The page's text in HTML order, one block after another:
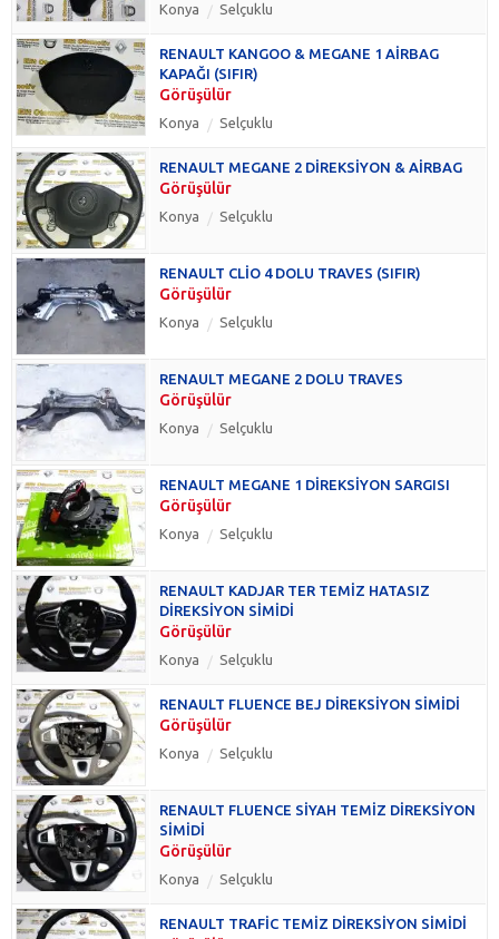
Konya Selçuklu
RENAULT KANGOO & MEGANE 1 AİRBAG
KAPAĞI (SIFIR)
Görüşülür
Konya Selçuklu
RENAULT MEGANE 2 DİREKSİYON & AİRBAG
Görüşülür
Konya Selçuklu
RENAULT CLİO 4 DOLU TRAVES (SIFIR)
Görüşülür
Konya Selçuklu
RENAULT MEGANE 2 DOLU TRAVES
Görüşülür
Konya Selçuklu
RENAULT MEGANE 1 DİREKSİYON SARGISI
Görüşülür
Konya Selçuklu
RENAULT KADJAR TER TEMİZ HATASIZ
DİREKSİYON SİMİDİ
Görüşülür
Konya Selçuklu
RENAULT FLUENCE BEJ DİREKSİYON SİMİDİ
Görüşülür
Konya Selçuklu
RENAULT FLUENCE SİYAH TEMİZ DİREKSİYON
SİMİDİ
Görüşülür
Konya Selçuklu
RENAULT TRAFİC TEMİZ DİREKSİYON SİMİDİ